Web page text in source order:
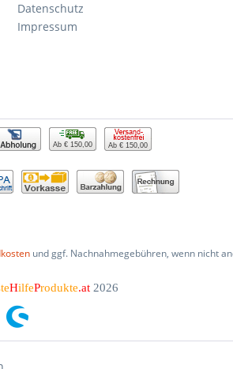
Datenschutz
Impressum
Ab € 150,00 Ab € 150,00
und ggf. Nachnahmegebühren, wenn nicht
HilfeProdukte.at 2026